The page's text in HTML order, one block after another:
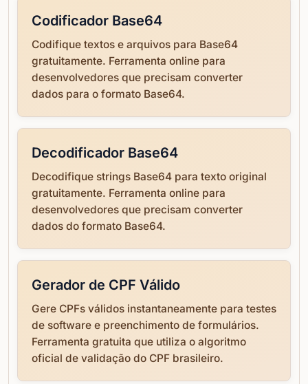
Codificador Base64
Codifique textos e arquivos para Base64
gratuitamente. Ferramenta online para
desenvolvedores que precisam converter
dados para o formato Base64.
Decodificador Base64
Decodifique strings Base64 para texto original
gratuitamente. Ferramenta online para
desenvolvedores que precisam converter
dados do formato Base64.
Gerador de CPF Válido
Gere CPFs válidos instantaneamente para testes
de software e preenchimento de formulários.
Ferramenta gratuita que utiliza o algoritmo
oficial de validação do CPF brasileiro.